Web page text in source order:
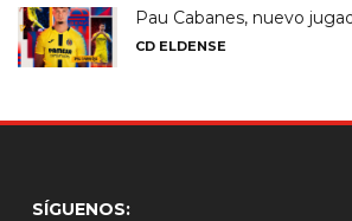
Pau Cabanes, nuevo
CD ELDENSE
SÍGUENOS: